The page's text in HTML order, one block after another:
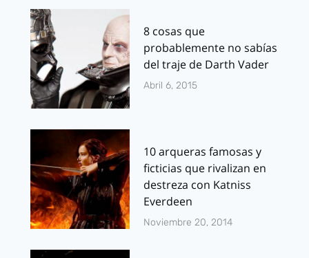
8 cosas que
probablemente no sabías
del traje de Darth Vader
Abril 6, 2015
10 arqueras famosas y
ficticias que rivalizan en
destreza con Katniss
Everdeen
Noviembre 20, 2014